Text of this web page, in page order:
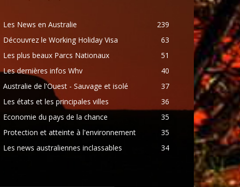
Les News en Australie
239
Découvrez le Working Holiday Visa
63
Les plus beaux Parcs Nationaux
51
Les dernières infos Whv
40
Australie de l'Ouest - Sauvage et isolé
37
Les états et les principales villes
36
Economie du pays de la chance
35
Protection et atteinte à l'environnement
35
Les news australiennes inclassables
34